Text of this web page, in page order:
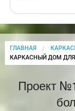
ГЛАВНАЯ
CURRENT:
КАРКАСНЫЙ ДОМ
Проект